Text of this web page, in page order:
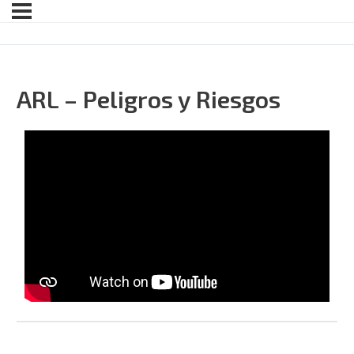
ARL – Peligros y Riesgos